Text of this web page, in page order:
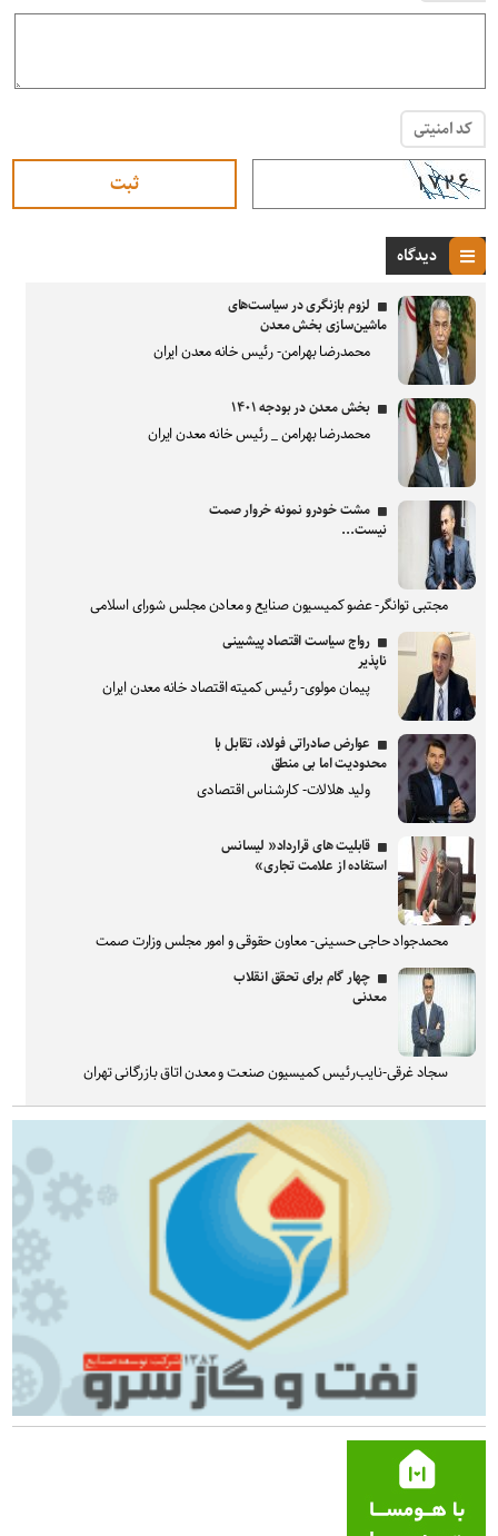
کد امنیتی
دیدگاه
لزوم بازنگری در سیاست‌های
ماشین‌سازی بخش معدن
محمدرضا بهرامن- رئیس خانه معدن ایران
بخش معدن در بودجه ۱۴۰۱
محمدرضا بهرامن _ رئیس خانه معدن ایران
مشت خودرو نمونه خروار صمت
نیست...
مجتبی توانگر- عضو کمیسیون صنایع و معادن مجلس شورای اسلامی
رواج سیاست اقتصاد پیشبینی
ناپذیر
پیمان مولوی- رئیس کمیته اقتصاد خانه معدن ایران
عوارض صادراتی فولاد، تقابل با
محدودیت اما بی منطق
ولید هلالات- کارشناس اقتصادی
قابلیت های قرارداد« لیسانس
استفاده از علامت تجاری»
محمدجواد حاجی حسینی- معاون حقوقی و امور مجلس وزارت صمت
چهار گام برای تحقق انقلاب
معدنی
سجاد غرقی-نایب‌رئیس کمیسیون صنعت و معدن اتاق بازرگانی تهران